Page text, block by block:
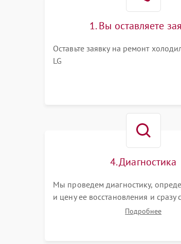
1. Вы оставляете
Оставьте заявку на ремонт
LG
4. Диагностика
Мы проведем диагностику,
и цену ее восстановления и
о сроках ее ремонта.Подробнее